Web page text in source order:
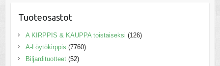
Tuoteosastot
A KIRPPIS & KAUPPA toistaiseksi (126)
A-Löytökirppis (7760)
Biljardituotteet (52)